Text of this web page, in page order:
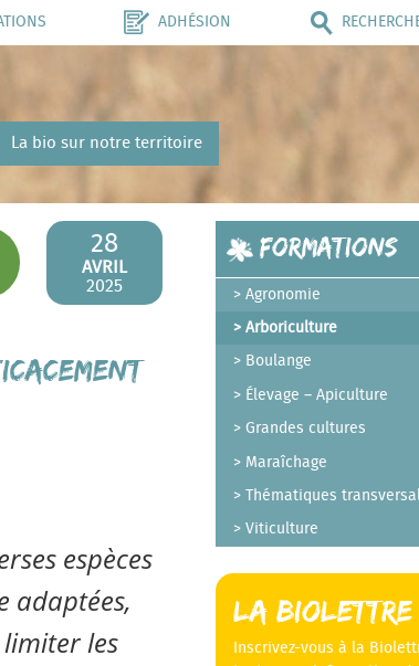
ADHÉSION
La bio sur notre territoire
28
AVRIL
2025
espèces
adaptées,
limiter les
Formations
Agronomie
Arboriculture
Boulange
Élevage – Apiculture
Grandes cultures
Maraîchage
Thématiques
Viticulture
La Biolettre
Inscrivez-vous à la